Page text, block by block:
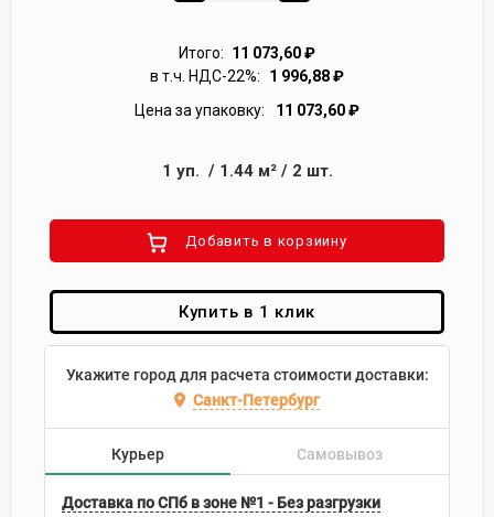
Итого: 11 073,60₽
в т.ч. НДС-22%:
1 996,88₽
Цена за упаковку:
11 073,60₽
1 уп. / 1.44м²/ 2 шт.
Добавить в корзиину
Купить в 1 клик
Укажите город для расчета стоимости доставки:
Санкт-Петербург
Курьер Самовывоз
Доставка по СПб в зоне №1 - Без разгрузки